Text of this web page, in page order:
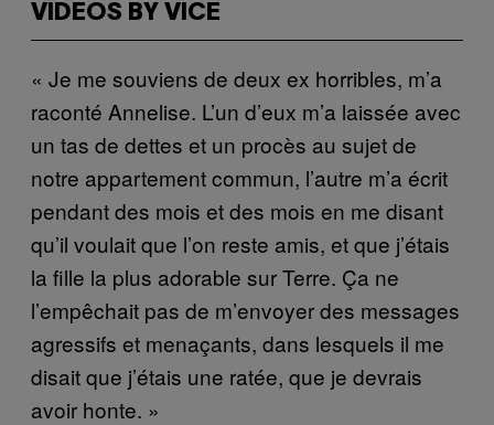
VIDEOS BY VICE
« Je me souviens de deux ex horribles, m’a
raconté Annelise. L’un d’eux m’a laissée avec
un tas de dettes et un procès au sujet de
notre appartement commun, l’autre m’a écrit
pendant des mois et des mois en me disant
qu’il voulait que l’on reste amis, et que j’étais
la fille la plus adorable sur Terre. Ça ne
l’empêchait pas de m’envoyer des messages
agressifs et menaçants, dans lesquels il me
disait que j’étais une ratée, que je devrais
avoir honte. »